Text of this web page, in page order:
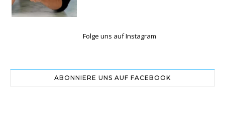
Folge uns auf Instagram
ABONNIERE UNS AUF FACEBOOK